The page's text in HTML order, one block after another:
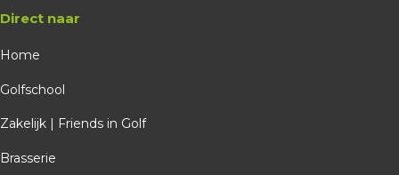
Direct naar
Home
Golfschool
Zakelijk | Friends in Golf
Brasserie